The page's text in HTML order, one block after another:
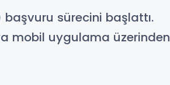
başvuru sürecini başlattı.
mobil uygulama üzerinden